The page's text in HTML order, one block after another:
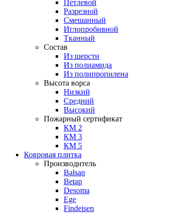
Петлевой
Разрезной
Смешанный
Иглопробивной
Тканный
Состав
Из шерсти
Из полиамида
Из полипропилена
Высота ворса
Низкий
Средний
Высокий
Пожарный сертификат
КМ 2
КМ 3
КМ 5
Ковровая плитка
Производитель
Balsan
Betap
Desoma
Ege
Findeisen